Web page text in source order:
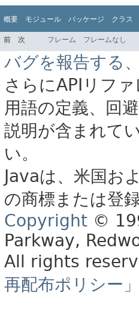
概要 モジュール パッケージ クラス
前 次 フレーム フレームなし
バグを報告する
さらにAPIリフ
用語の定義、回
説明が含まれて
い。
Javaは、米国お
の商標または登
Copyright ©
Parkway,
All rights
再配布ポリシー」